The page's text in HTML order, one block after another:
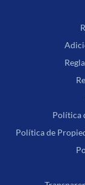
Política
Política de